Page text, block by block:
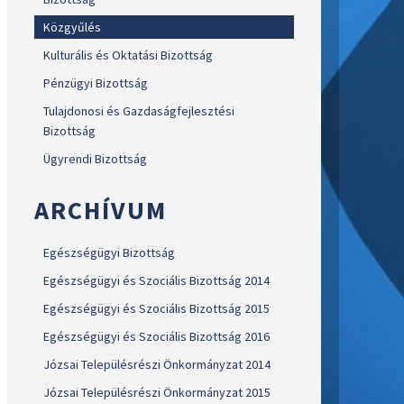
Közgyűlés
Kulturális és Oktatási Bizottság
Pénzügyi Bizottság
Tulajdonosi és Gazdaságfejlesztési
Bizottság
Ügyrendi Bizottság
ARCHÍVUM
Egészségügyi Bizottság
Egészségügyi és Szociális Bizottság 2014
Egészségügyi és Szociális Bizottság 2015
Egészségügyi és Szociális Bizottság 2016
Józsai Településrészi Önkormányzat 2014
Józsai Településrészi Önkormányzat 2015